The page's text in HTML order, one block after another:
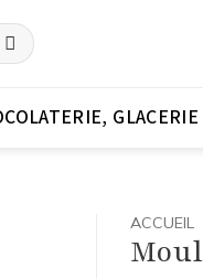
GLACERIE
ACCUEIL